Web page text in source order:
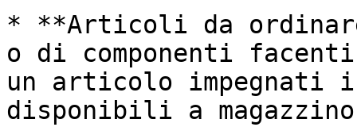
* **Articoli da
o di componenti
un articolo impegnati
disponibili a